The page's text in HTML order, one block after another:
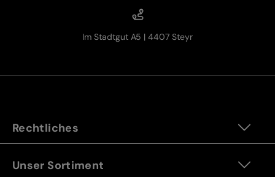
Im Stadtgut A5 | 4407 Steyr
Rechtliches
Unser Sortiment